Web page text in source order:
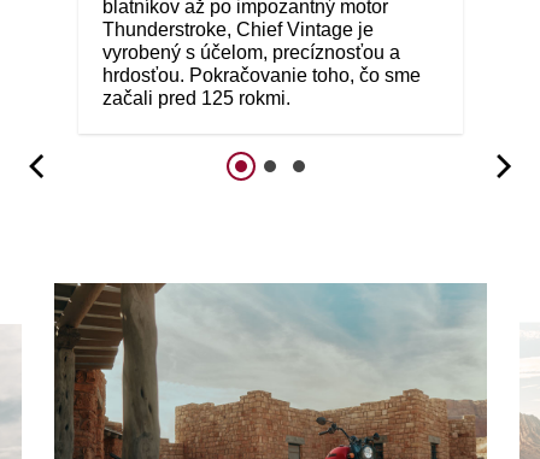
blatníkov až po impozantný motor
Thunderstroke, Chief Vintage je
vyrobený s účelom, precíznosťou a
hrdosťou. Pokračovanie toho, čo sme
začali pred 125 rokmi.